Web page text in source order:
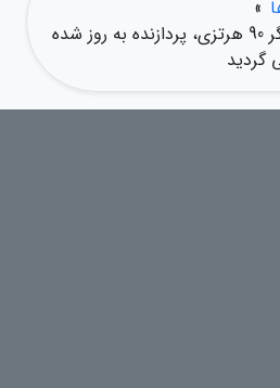
»
وان پلاس 7T با نمایشگر 90 هرتزی، پردازنده به روز شده
گردید